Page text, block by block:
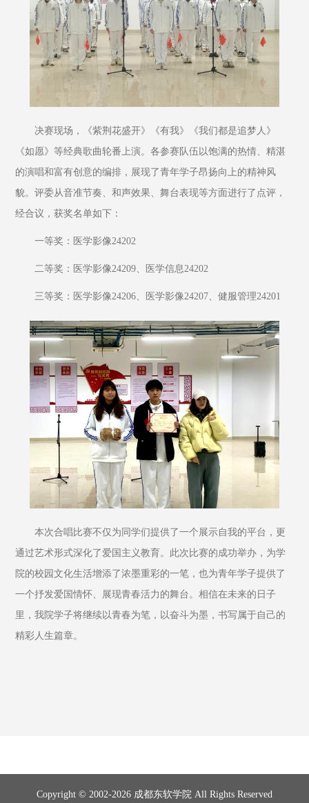
决赛现场，《紫荆花盛开》《有我》《我们都是追梦人》
《如愿》等经典歌曲轮番上演。各参赛队伍以饱满的热情、精湛
的演唱和富有创意的编排，展现了青年学子昂扬向上的精神风
貌。评委从音准节奏、和声效果、舞台表现等方面进行了点评，
经合议，获奖名单如下：
一等奖：医学影像24202
二等奖：医学影像24209、医学信息24202
三等奖：医学影像24206、医学影像24207、健服管理24201
本次合唱比赛不仅为同学们提供了一个展示自我的平台，更
通过艺术形式深化了爱国主义教育。此次比赛的成功举办，为学
院的校园文化生活增添了浓墨重彩的一笔，也为青年学子提供了
一个抒发爱国情怀、展现青春活力的舞台。相信在未来的日子
里，我院学子将继续以青春为笔，以奋斗为墨，书写属于自己的
精彩人生篇章。
Copyright © 2002-2026 成都东软学院 All Rights Reserved